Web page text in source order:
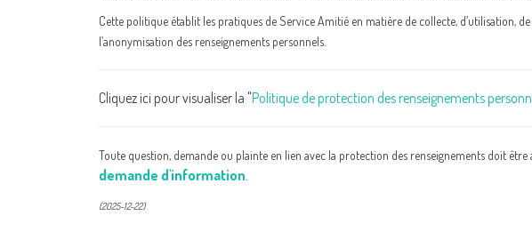
Cette politique établit les pratiques de Service Amitié en matière de collecte, d’utilisation,
l’anonymisation des renseignements personnels.
Cliquez ici pour visualiser la "Politique de protection des renseignements
Toute question, demande ou plainte en lien avec la protection des renseignements doit
demande d'information
(2025-12-22)